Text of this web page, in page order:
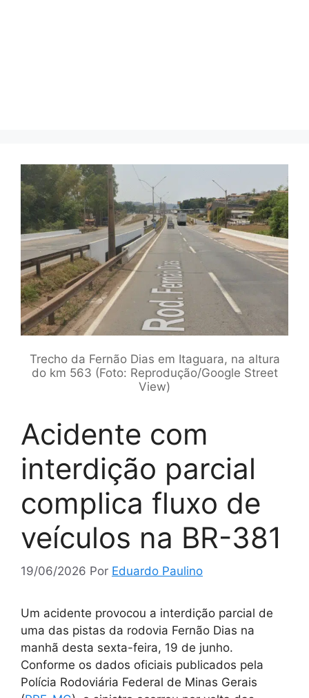
Trecho da Fernão Dias em Itaguara, na altura
do km 563 (Foto: Reprodução/Google Street
View)
Acidente com
interdição parcial
complica fluxo de
veículos na BR-381
19/06/2026 Por Eduardo Paulino
Um acidente provocou a interdição parcial de
uma das pistas da rodovia Fernão Dias na
manhã desta sexta-feira, 19 de junho.
Conforme os dados oficiais publicados pela
Polícia Rodoviária Federal de Minas Gerais